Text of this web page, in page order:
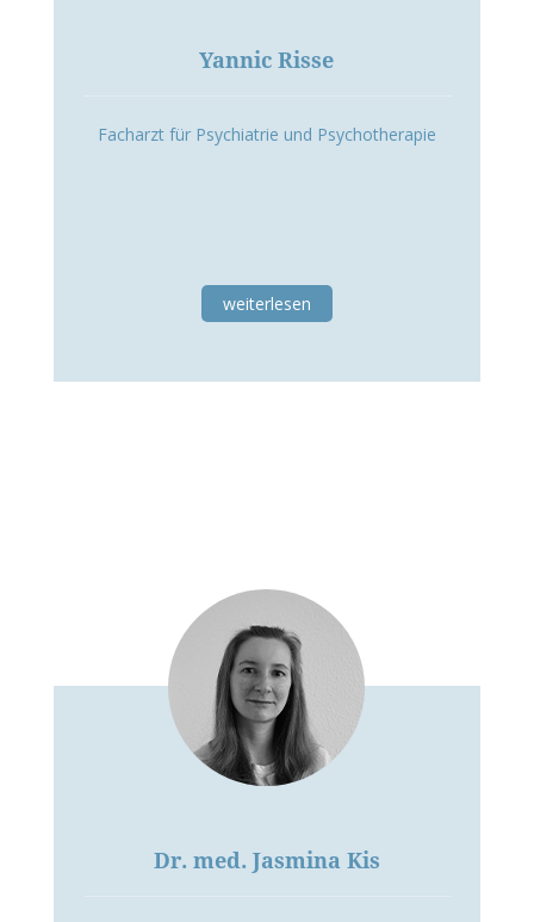
Yannic Risse
Facharzt für Psychiatrie und Psychotherapie
weiterlesen
Dr. med. Jasmina Kis